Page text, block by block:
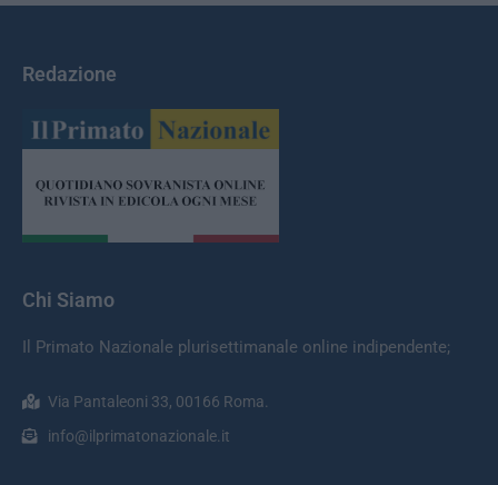
Redazione
Chi Siamo
Il Primato Nazionale plurisettimanale online indipendente;
Via Pantaleoni 33, 00166 Roma.
info@ilprimatonazionale.it